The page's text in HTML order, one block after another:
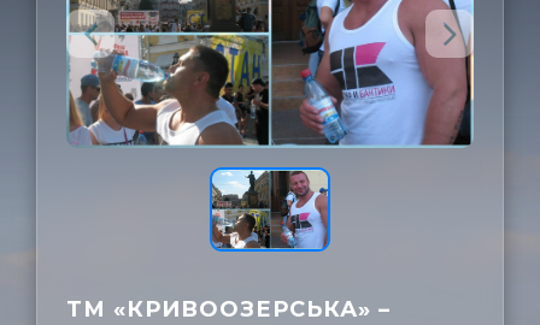
ㅤПро компанію
ㅤКоманда
ㅤЗв'язатись
ТМ «КРИВООЗЕРСЬКА» –